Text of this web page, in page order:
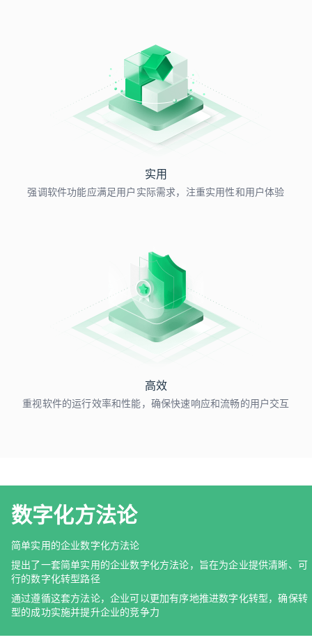
实用
强调软件功能应满足用户实际需求，注重实用性和用户体验
高效
重视软件的运行效率和性能，确保快速响应和流畅的用户交互
数字化方法论
简单实用的企业数字化方法论
提出了一套简单实用的企业数字化方法论，旨在为企业提供清晰、可
行的数字化转型路径
通过遵循这套方法论，企业可以更加有序地推进数字化转型，确保转
型的成功实施并提升企业的竞争力